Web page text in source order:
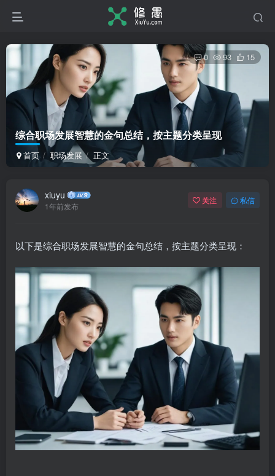
综合职场发展智慧的金句总结，按主题分类呈现
首页 职场发展 正文
0 93 15
xiuyu
1年前发布
关注 私信
以下是综合职场发展智慧的金句总结，按主题分类呈现：